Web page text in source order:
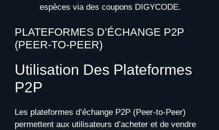
espèces via des coupons DIGYCODE.
PLATEFORMES D’ÉCHANGE P2P
(PEER-TO-PEER)
Utilisation Des Plateformes
P2P
Les plateformes d’échange P2P (Peer-to-Peer)
permettent aux utilisateurs d’acheter et de vendre